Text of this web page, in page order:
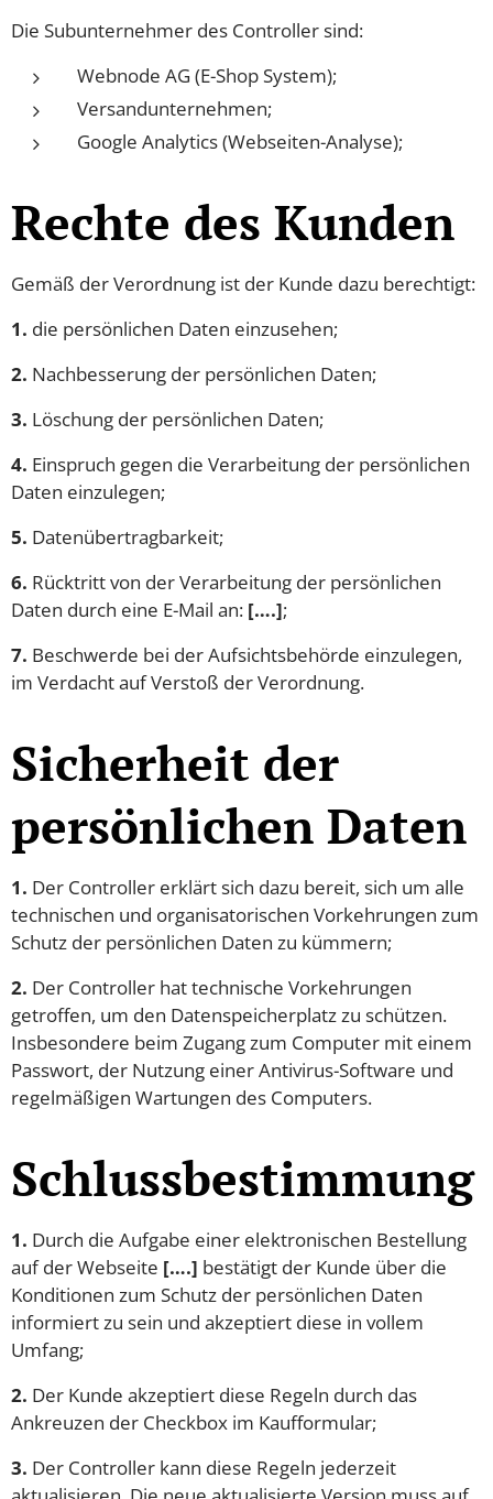
Die Subunternehmer des Controller sind:
Webnode AG (E-Shop System);
Versandunternehmen;
Google Analytics (Webseiten-Analyse);
Rechte des Kunden
Gemäß der Verordnung ist der Kunde dazu berechtigt:
1. die persönlichen Daten einzusehen;
2. Nachbesserung der persönlichen Daten;
3. Löschung der persönlichen Daten;
4. Einspruch gegen die Verarbeitung der persönlichen
Daten einzulegen;
5. Datenübertragbarkeit;
6. Rücktritt von der Verarbeitung der persönlichen
Daten durch eine E-Mail an: [….];
7. Beschwerde bei der Aufsichtsbehörde einzulegen,
im Verdacht auf Verstoß der Verordnung.
Sicherheit der
persönlichen Daten
1. Der Controller erklärt sich dazu bereit, sich um alle
technischen und organisatorischen Vorkehrungen zum
Schutz der persönlichen Daten zu kümmern;
2. Der Controller hat technische Vorkehrungen
getroffen, um den Datenspeicherplatz zu schützen.
Insbesondere beim Zugang zum Computer mit einem
Passwort, der Nutzung einer Antivirus-Software und
regelmäßigen Wartungen des Computers.
Schlussbestimmung
1. Durch die Aufgabe einer elektronischen Bestellung
auf der Webseite [….] bestätigt der Kunde über die
Konditionen zum Schutz der persönlichen Daten
informiert zu sein und akzeptiert diese in vollem
Umfang;
2. Der Kunde akzeptiert diese Regeln durch das
Ankreuzen der Checkbox im Kaufformular;
3. Der Controller kann diese Regeln jederzeit